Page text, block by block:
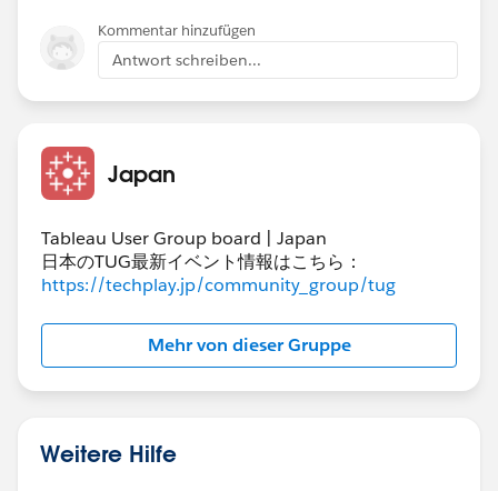
Kommentar hinzufügen
Antwort schreiben...
Japan
Tableau User Group board | Japan
日本のTUG最新イベント情報はこちら：
https://techplay.jp/community_group/tug
Mehr von dieser Gruppe
Weitere Hilfe